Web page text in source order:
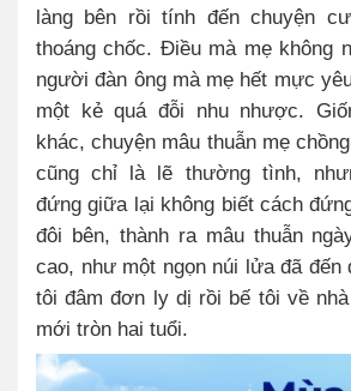
làng bên rồi tính đến chuyện
thoáng chốc. Điều mà mẹ không
người đàn ông mà mẹ hết mực
một kẻ quá đỗi nhu nhược.
khác, chuyện mâu thuẫn mẹ
cũng chỉ là lẽ thường tình,
đứng giữa lại không biết cách
đôi bên, thành ra mâu thuẫn
cao, như một ngọn núi lửa đã đến
tôi đâm đơn ly dị rồi bế tôi về
mới tròn hai tuổi.